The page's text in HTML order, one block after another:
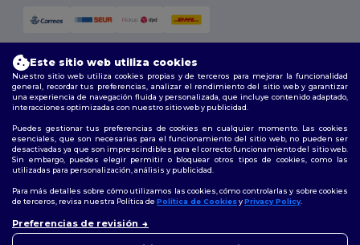
2026. Todos los derechos reservados
Términos y Condiciones| Política de personalización|Política de
Privacidad|Política de Cookies |Mapa del sitio
Síguenos
Madrid|Barcelona|Valencia|Seville|Zaragoza|Málaga|Murcia|
Este sitio web utiliza cookies
Nuestro sitio web utiliza cookies propias y de terceros para mejorar la funcionalidad
general, recordar tus preferencias, analizar el rendimiento del sitio web y garantizar
una experiencia de navegación fluida y personalizada, que incluye contenido adaptado,
interacciones optimizadas con nuestro sitio web y publicidad.
Puedes gestionar tus preferencias de cookies en cualquier momento. Las cookies
esenciales, que son necesarias para el funcionamiento del sitio web, no pueden ser
desactivadas ya que son imprescindibles para el correcto funcionamiento del sitio web.
Sin embargo, puedes elegir permitir o bloquear otros tipos de cookies, como las
utilizadas para personalización, análisis y publicidad.
Para más detalles sobre cómo utilizamos las cookies, cómo controlarlas y sobre cookies
de terceros, revisa nuestra Política de Política de CookiesyPrivacy Policy.
Preferencias de revisión